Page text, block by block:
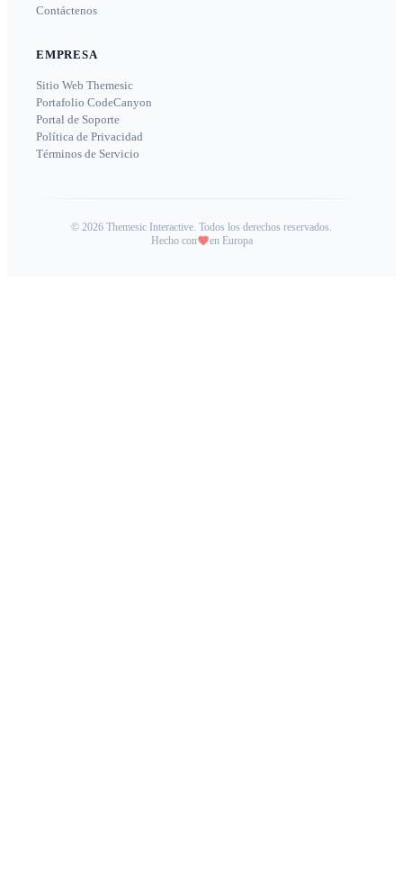
Contáctenos
EMPRESA
Sitio Web Themesic
Portafolio CodeCanyon
Portal de Soporte
Política de Privacidad
Términos de Servicio
© 2026 Themesic Interactive. Todos los derechos reservados.
Hecho con
en Europa